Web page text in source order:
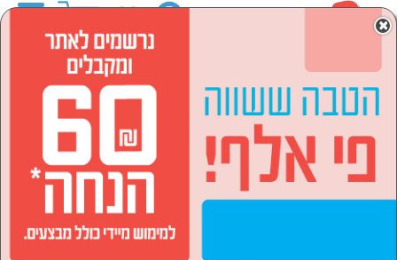
לבית ולגן
רהיטים לבית
הסתר רשימת קטגוריות
ארונות מתכת (1) ארונות מטבח ושרות (1)
ארונות Garden Top גארדן טופ
×